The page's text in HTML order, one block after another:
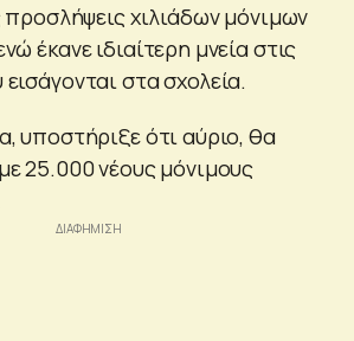
προσλήψεις χιλιάδων μόνιμων
έκανε ιδιαίτερη μνεία στις
στα σχολεία.
υποστήριξε ότι αύριο, θα
25.000 νέους μόνιμους